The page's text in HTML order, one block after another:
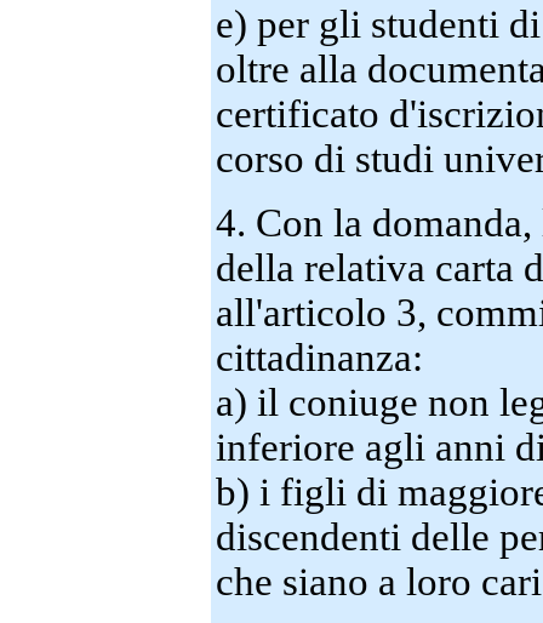
e) per gli studenti
oltre alla
certificato
corso di studi
4. Con la
della relativa carta
all'articolo 3,
cittadinanza:
a) il coniuge non
inferiore agli anni
b) i figli di
discendenti delle
che siano a loro